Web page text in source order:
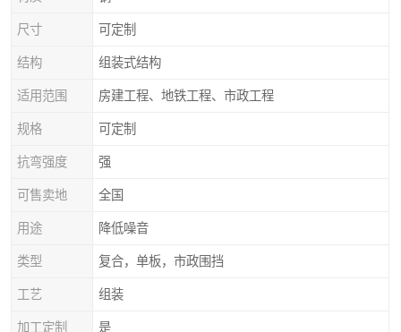
尺寸 可定制
结构 组装式结构
适用范围 房建工程、地铁工程、市政工程
规格 可定制
抗弯强度 强
可售卖地 全国
用途 降低噪音
类型 复合，单板，市政围挡
工艺 组装
加工定制 是